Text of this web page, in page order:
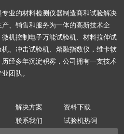
业的材料检测仪器制造商和试验解决
、销售和服务为一体的高新技术企
机控制电子万能试验机、材料拉伸试
、冲击试验机、熔融指数仪，维卡软
经多年沉淀积雾，公司拥有一支技术
团队。
解决方案
资料下载
联系我们 试验机热词